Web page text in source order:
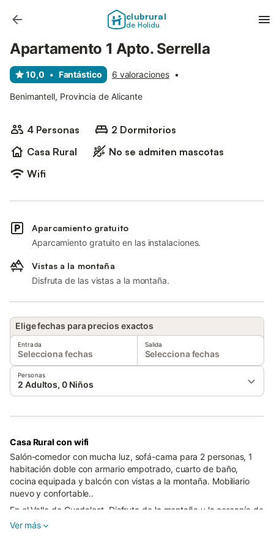
clubrural
de Holidu
Apartamento 1 Apto. Serrella
10,0 • Fantástico 6 valoraciones •
Benimantell, Provincia de Alicante
4 Personas
2 Dormitorios
Casa Rural
No se admiten mascotas
Wifi
Aparcamiento gratuito
Aparcamiento gratuito en las instalaciones.
Vistas a la montaña
Disfruta de las vistas a la montaña.
Elige fechas para precios exactos
Entrada
Selecciona fechas
Salida
Selecciona fechas
Personas
2 Adultos, 0 Niños
Casa Rural con wifi
Salón-comedor con mucha luz, sofá-cama para 2 personas, 1
habitación doble con armario empotrado, cuarto de baño,
cocina equipada y balcón con vistas a la montaña. Mobiliario
nuevo y confortable..
En el Valle de Guadalest. Disfruta de la montaña y la cercanía de
la costa. Ideal para parejas, amigos o familias.
Ver más